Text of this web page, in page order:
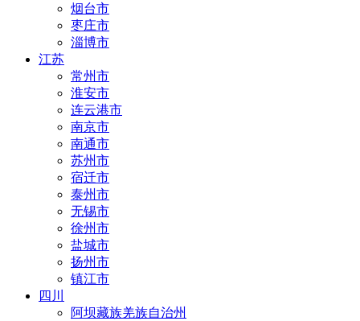
烟台市
枣庄市
淄博市
江苏
常州市
淮安市
连云港市
南京市
南通市
苏州市
宿迁市
泰州市
无锡市
徐州市
盐城市
扬州市
镇江市
四川
阿坝藏族羌族自治州